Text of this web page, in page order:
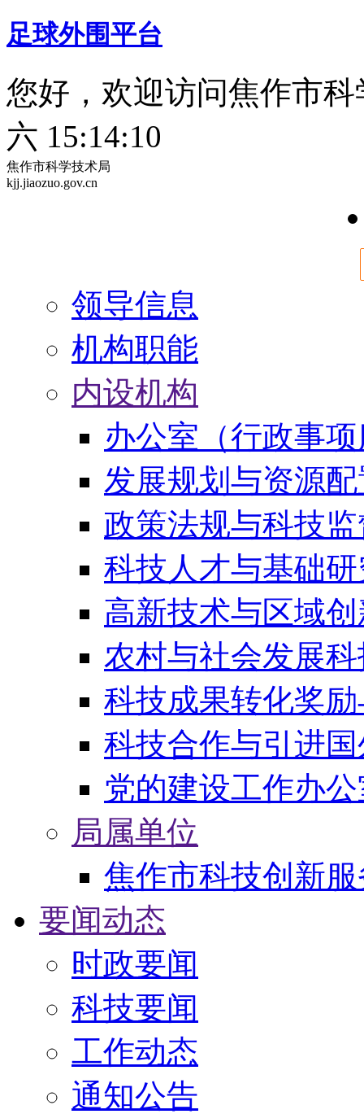
足球外围平台
您好，欢迎访问焦作市
六 15:14:11
焦作市科学技术局
kjj.jiaozuo.gov.cn
领导信息
机构职能
内设机构
办公室（行政事
发展规划与资源
政策法规与科技
科技人才与基础
高新技术与区域
农村与社会发展
科技成果转化奖
科技合作与引进
党的建设工作办
局属单位
焦作市科技创新
要闻动态
时政要闻
科技要闻
工作动态
通知公告